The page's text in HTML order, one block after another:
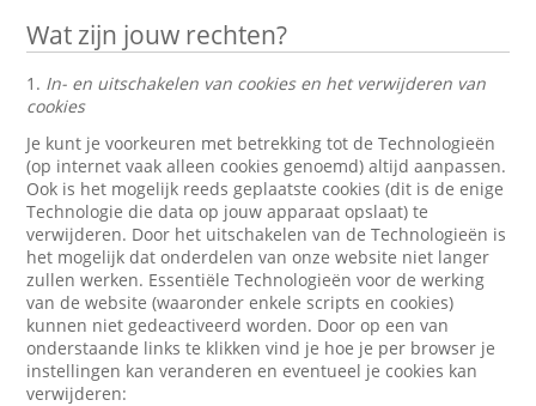
Wat zijn jouw rechten?
1. In- en uitschakelen van cookies en het verwijderen van
cookies
Je kunt je voorkeuren met betrekking tot de Technologieën
(op internet vaak alleen cookies genoemd) altijd aanpassen.
Ook is het mogelijk reeds geplaatste cookies (dit is de enige
Technologie die data op jouw apparaat opslaat) te
verwijderen. Door het uitschakelen van de Technologieën is
het mogelijk dat onderdelen van onze website niet langer
zullen werken. Essentiële Technologieën voor de werking
van de website (waaronder enkele scripts en cookies)
kunnen niet gedeactiveerd worden. Door op een van
onderstaande links te klikken vind je hoe je per browser je
instellingen kan veranderen en eventueel je cookies kan
verwijderen: